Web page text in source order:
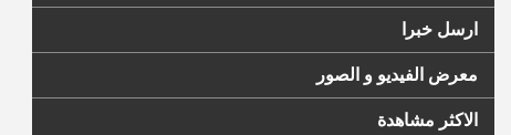
ارسل خبرا
معرض الفيديو و الصور
الاكثر مشاهدة